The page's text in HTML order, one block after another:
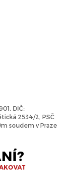
DIČ:
2534/2, PSČ
soudem v Praze